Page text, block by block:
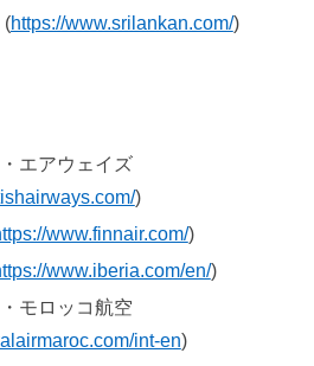
(https://www.srilankan.com/)
エアウェイズ
)
www.finnair.com/)
www.iberia.com/en/)
モロッコ航空
int-en)